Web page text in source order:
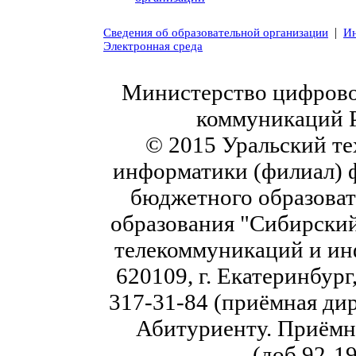
Сведения об образовательной организации |
Электронная среда
Министерство
коммуникаций
© 2015 Уральский
информатики (филиал)
бюджетного
образования
телекоммуникаций и
620109, г.
317-31-84 (приёмная
Абитуриенту.